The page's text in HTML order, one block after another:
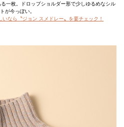
一枚。ドロップショルダー形で少しゆるめなシル
が今っぽい。
なら〝ジョン スメドレー〟を要チェック！